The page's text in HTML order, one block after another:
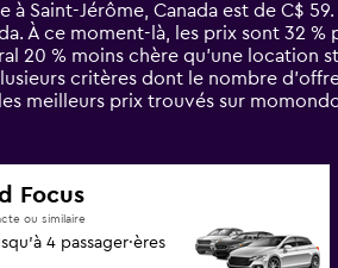
Saint-Jérôme, Canada est de C$
À ce moment-là, les prix sont 32 %
20 % moins chère qu'une location
critères dont le nombre
meilleurs prix trouvés sur
Focus
ou similaire
4 passager·ères